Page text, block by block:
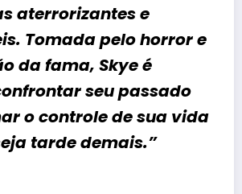
aterrorizantes e
Tomada pelo horror e
da fama, Skye é
seu passado
o controle de sua vida
tarde demais.”